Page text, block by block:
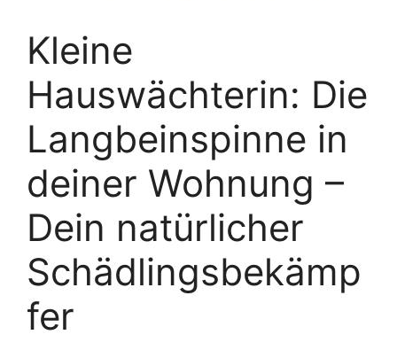
Kleine
Hauswächterin: Die
Langbeinspinne in
deiner Wohnung –
Dein natürlicher
Schädlingsbekämp
fer